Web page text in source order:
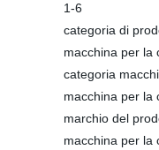
1-6
categoria di
macchina per la
categoria
macchina per la
marchio del
macchina per la